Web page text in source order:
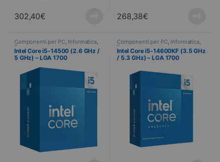
302,40€ 268,38€
Componenti per PC, Informatica,
Processore
Intel Core i5-14500 (2.6 GHz /
5 GHz) – LGA 1700
Componenti per PC, Informatica,
Processore
Intel Core i5-14600KF (3.5 GHz
/ 5.3 GHz) – LGA 1700